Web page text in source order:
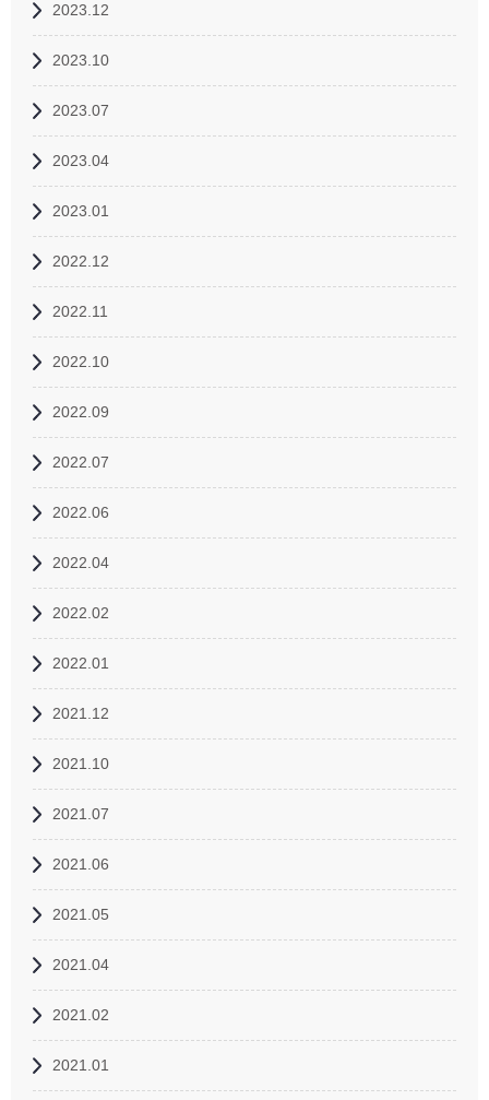
2023.12
2023.10
2023.07
2023.04
2023.01
2022.12
2022.11
2022.10
2022.09
2022.07
2022.06
2022.04
2022.02
2022.01
2021.12
2021.10
2021.07
2021.06
2021.05
2021.04
2021.02
2021.01